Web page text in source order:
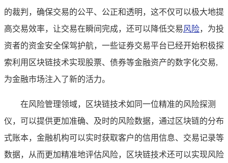
的裁判，确保交易的公平、公正和透明，这不仅可以极大地提
高交易效率，让交易在瞬间完成，还可以降低交易风险，为投
资者的资金安全保驾护航，一些证券交易平台已经开始积极探
索利用区块链技术实现股票、债券等金融资产的数字化交易,
为金融市场注入了新的活力。
在风险管理领域，区块链技术如同一位精准的风险探测
仪，可以提供更加准确、及时的风险数据，通过区块链的分布
式账本，金融机构可以实时获取客户的信用信息、交易记录等
数据，从而更加精准地评估风险，区块链技术还可以实现风险